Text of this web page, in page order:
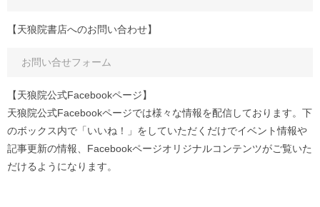
【天狼院書店へのお問い合わせ】
お問い合せフォーム
【天狼院公式Facebookページ】
天狼院公式Facebookページでは様々な情報を配信しております。下
のボックス内で「いいね！」をしていただくだけでイベント情報や
記事更新の情報、Facebookページオリジナルコンテンツがご覧いた
だけるようになります。